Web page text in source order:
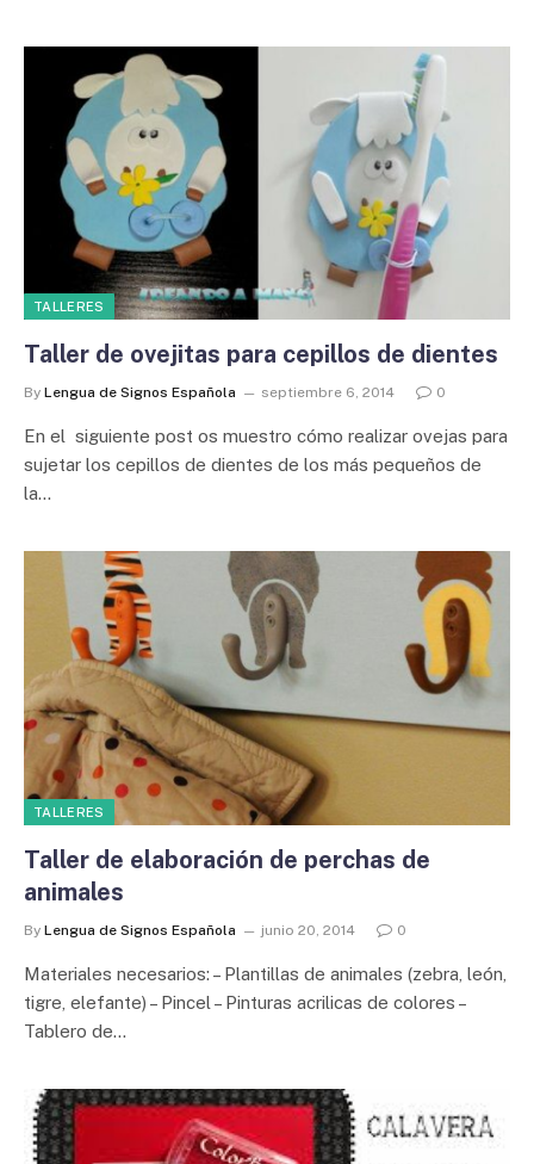
TALLERES
Taller de ovejitas para cepillos de dientes
By Lengua de Signos Española septiembre 6, 2014 0
En el siguiente post os muestro cómo realizar ovejas para
sujetar los cepillos de dientes de los más pequeños de
la…
TALLERES
Taller de elaboración de perchas de
animales
By Lengua de Signos Española junio 20, 2014 0
Materiales necesarios: – Plantillas de animales (zebra, león,
tigre, elefante) – Pincel – Pinturas acrilicas de colores –
Tablero de…